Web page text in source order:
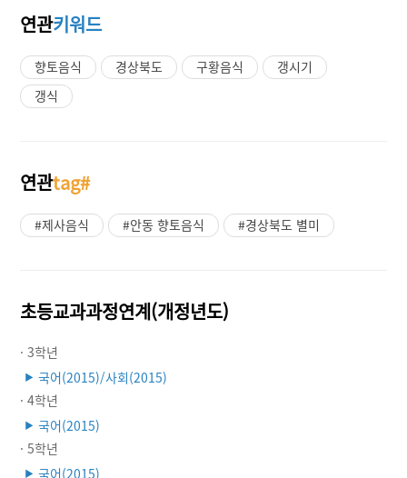
연관키워드
향토음식 경상북도 구황음식
갱시기
갱식
연관tag#
#제사음식 #안동 향토음식 #경상북도 별미
초등교과과정연계(개정년도)
· 3학년
▶ 국어(2015)/사회(2015)
· 4학년
▶ 국어(2015)
· 5학년
▶ 국어(2015)